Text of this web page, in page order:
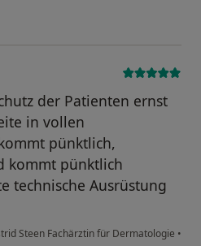
der Patienten ernst
in vollen
pünktlich,
kommt pünktlich
technische Ausrüstung
Steen Fachärztin für Dermatologie •